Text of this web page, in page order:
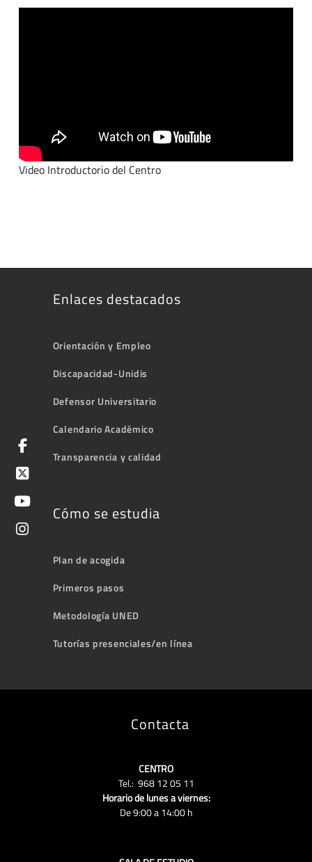
Video Introductorio del Centro
Enlaces destacados
Orientación y Empleo
Discapacidad-Unidis
Defensor Universitario
Calendario Académico
Transparencia y calidad
Cómo se estudia
Plan de acogida
Primeros pasos
Metodología UNED
Tutorías presenciales/en línea
Contacta
CENTRO
Tel.: 968 12 05 11
Horario de lunes a viernes:
De 9:00 a 14:00 h